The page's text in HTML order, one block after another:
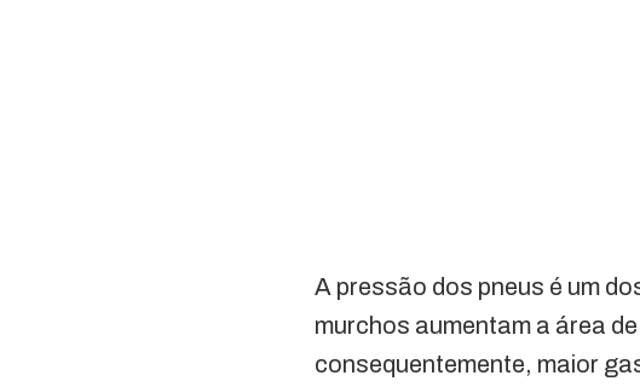
A pressão dos pneus é um
murchos aumentam a área
consequentemente, maior